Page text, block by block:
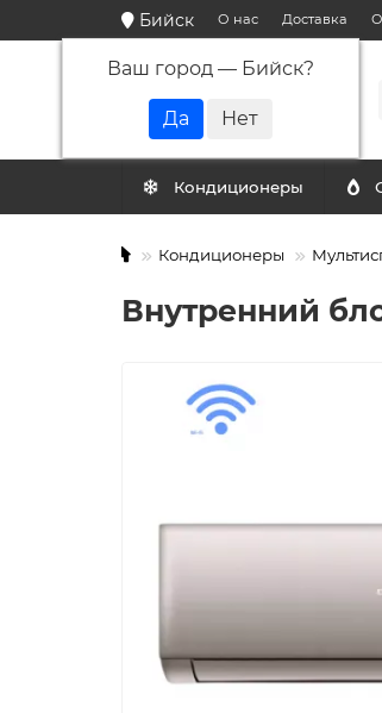
Бийск
Ваш город — Бийск?
О нас Доставка
Кондиционеры
Кондиционеры
Внутренний